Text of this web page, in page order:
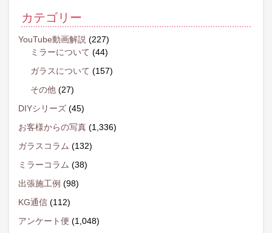
カテゴリー
YouTube動画解説 (227)
ミラーについて (44)
ガラスについて (157)
その他 (27)
DIYシリーズ (45)
お客様からの写真 (1,336)
ガラスコラム (132)
ミラーコラム (38)
出張施工例 (98)
KG通信 (112)
アンケート便 (1,048)